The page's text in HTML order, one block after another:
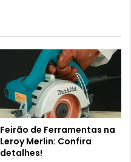
Feirão de Ferramentas na
Leroy Merlin: Confira
detalhes!